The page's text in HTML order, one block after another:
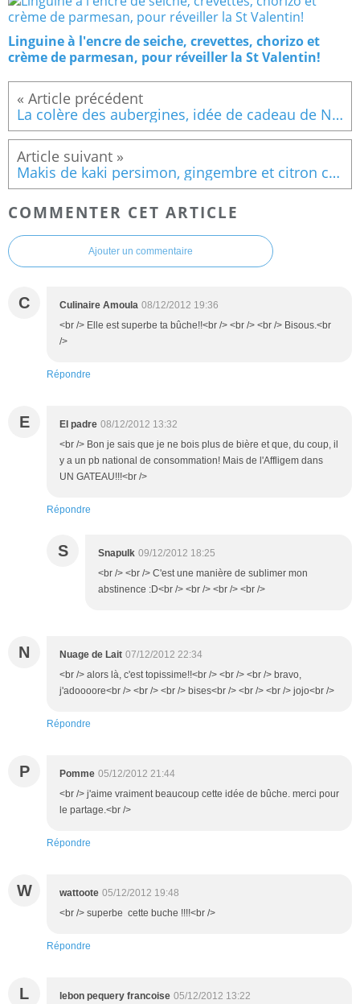
Linguine à l'encre de seiche, crevettes, chorizo et
crème de parmesan, pour réveiller la St Valentin!
La colère des aubergines, idée de cadeau de Noël #3
Makis de kaki persimon, gingembre et citron confit, crème de poivron rouge
COMMENTER CET ARTICLE
Ajouter un commentaire
C Culinaire Amoula 08/12/2012 19:36
<br /> Elle est superbe ta bûche!!<br /> <br /> <br /> Bisous.<br
/>
Répondre
E El padre 08/12/2012 13:32
<br /> Bon je sais que je ne bois plus de bière et que, du coup, il
y a un pb national de consommation! Mais de l'Affligem dans
UN GATEAU!!!<br />
Répondre
S Snapulk 09/12/2012 18:25
<br /> <br /> C'est une manière de sublimer mon
abstinence :D<br /> <br /> <br /> <br />
N Nuage de Lait 07/12/2012 22:34
<br /> alors là, c'est topissime!!<br /> <br /> <br /> bravo,
j'adoooore<br /> <br /> <br /> bises<br /> <br /> <br /> jojo<br />
Répondre
P Pomme 05/12/2012 21:44
<br /> j'aime vraiment beaucoup cette idée de bûche. merci pour
le partage.<br />
Répondre
W wattoote 05/12/2012 19:48
<br /> superbe cette buche !!!!<br />
Répondre
L lebon pequery francoise 05/12/2012 13:22